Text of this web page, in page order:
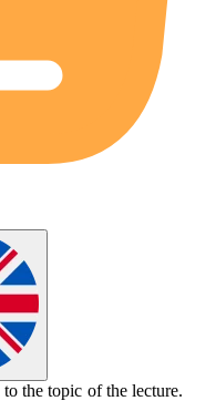
to the topic of the lecture.